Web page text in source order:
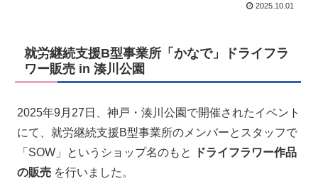
2025.10.01
就労継続支援B型事業所「かなで」ドライフラ
ワー販売 in 湊川公園
2025年9月27日、神戸・湊川公園で開催されたイベント
にて、就労継続支援B型事業所のメンバーとスタッフで
「SOW」というショップ名のもと
ドライフラワー作品
の販売 を行いました。